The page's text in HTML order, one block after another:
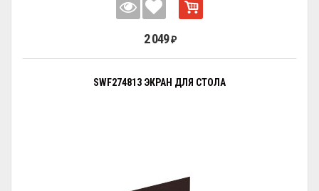
2 049 ₽
SWF274813 ЭКРАН ДЛЯ СТОЛА